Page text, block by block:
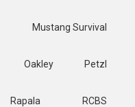
Mustang Survival
Oakley Petzl
Rapala RCBS